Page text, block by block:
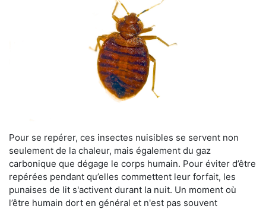
Pour se repérer, ces insectes nuisibles se servent non
seulement de la chaleur, mais également du gaz
carbonique que dégage le corps humain. Pour éviter d’être
repérées pendant qu’elles commettent leur forfait, les
punaises de lit s'activent durant la nuit. Un moment où
l’être humain dort en général et n'est pas souvent